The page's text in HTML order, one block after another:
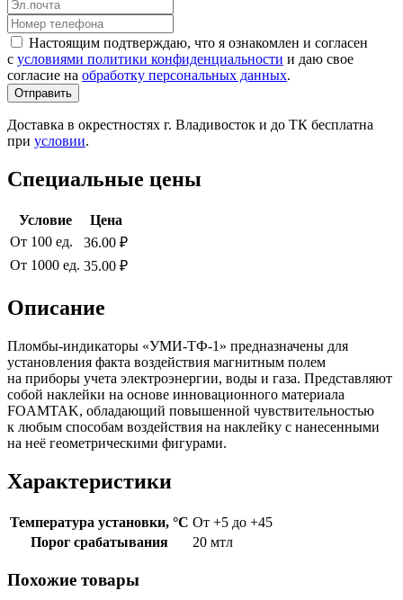
Настоящим подтверждаю, что я ознакомлен и согласен
с условиями политики конфиденциальности и даю свое
согласие на обработку персональных данных.
Отправить
Доставка в окрестностях г. Владивосток и до ТК бесплатна
при условии.
Специальные цены
Условие
Цена
От 100 ед.
36.00 ₽
От 1000 ед. 35.00 ₽
Описание
Пломбы-индикаторы «УМИ-ТФ-1» предназначены для
установления факта воздействия магнитным полем
на приборы учета электроэнергии, воды и газа. Представляют
собой наклейки на основе инновационного материала
FOAMTAK, обладающий повышенной чувствительностью
к любым способам воздействия на наклейку с нанесенными
на неё геометрическими фигурами.
Характеристики
Температура установки, °C От +5 до +45
Порог срабатывания
20 мтл
Похожие товары